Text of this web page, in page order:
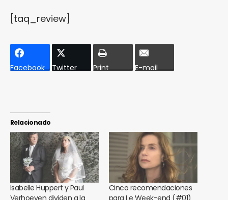
[taq_review]
Facebook Twitter Print E-mail
Relacionado
Isabelle Huppert y Paul
Verhoeven dividen a la
Cinco recomendaciones
para Le Week-end (#01)